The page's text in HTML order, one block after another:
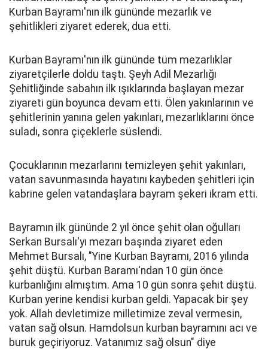
Kurban Bayramı'nın ilk gününde mezarlık ve
şehitlikleri ziyaret ederek, dua etti.
Kurban Bayramı'nın ilk gününde tüm mezarlıklar
ziyaretçilerle doldu taştı. Şeyh Adil Mezarlığı
Şehitliğinde sabahın ilk ışıklarında başlayan mezar
ziyareti gün boyunca devam etti. Ölen yakınlarının ve
şehitlerinin yanına gelen yakınları, mezarlıklarını önce
suladı, sonra çiçeklerle süslendi.
Çocuklarının mezarlarını temizleyen şehit yakınları,
vatan savunmasında hayatını kaybeden şehitleri için
kabrine gelen vatandaşlara bayram şekeri ikram etti.
Bayramın ilk gününde 2 yıl önce şehit olan oğulları
Serkan Bursalı'yı mezarı başında ziyaret eden
Mehmet Bursalı, "Yine Kurban Bayramı, 2016 yılında
şehit düştü. Kurban Baramı'ndan 10 gün önce
kurbanlığını almıştım. Ama 10 gün sonra şehit düştü.
Kurban yerine kendisi kurban geldi. Yapacak bir şey
yok. Allah devletimize milletimize zeval vermesin,
vatan sağ olsun. Hamdolsun kurban bayramını acı ve
buruk geçiriyoruz. Vatanımız sağ olsun" diye